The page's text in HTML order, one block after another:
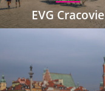
EVG Cracovie